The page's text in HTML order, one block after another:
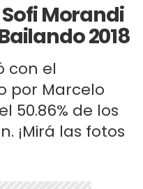
Morandi
2018
con el
por Marcelo
50.86% de los
¡Mirá las fotos